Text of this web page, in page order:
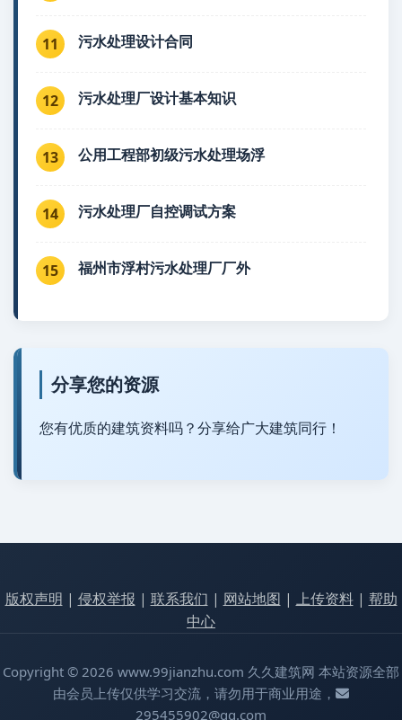
11 污水处理设计合同
12 污水处理厂设计基本知识
13 公用工程部初级污水处理场浮
14 污水处理厂自控调试方案
15 福州市浮村污水处理厂厂外
分享您的资源
您有优质的建筑资料吗？分享给广大建筑同行！
版权声明 | 侵权举报 | 联系我们 | 网站地图 | 上传资料| 帮助
中心
Copyright © 2026 www.99jianzhu.com 久久建筑网 本站资源全部
由会员上传仅供学习交流，请勿用于商业用途，
295455902@qq.com